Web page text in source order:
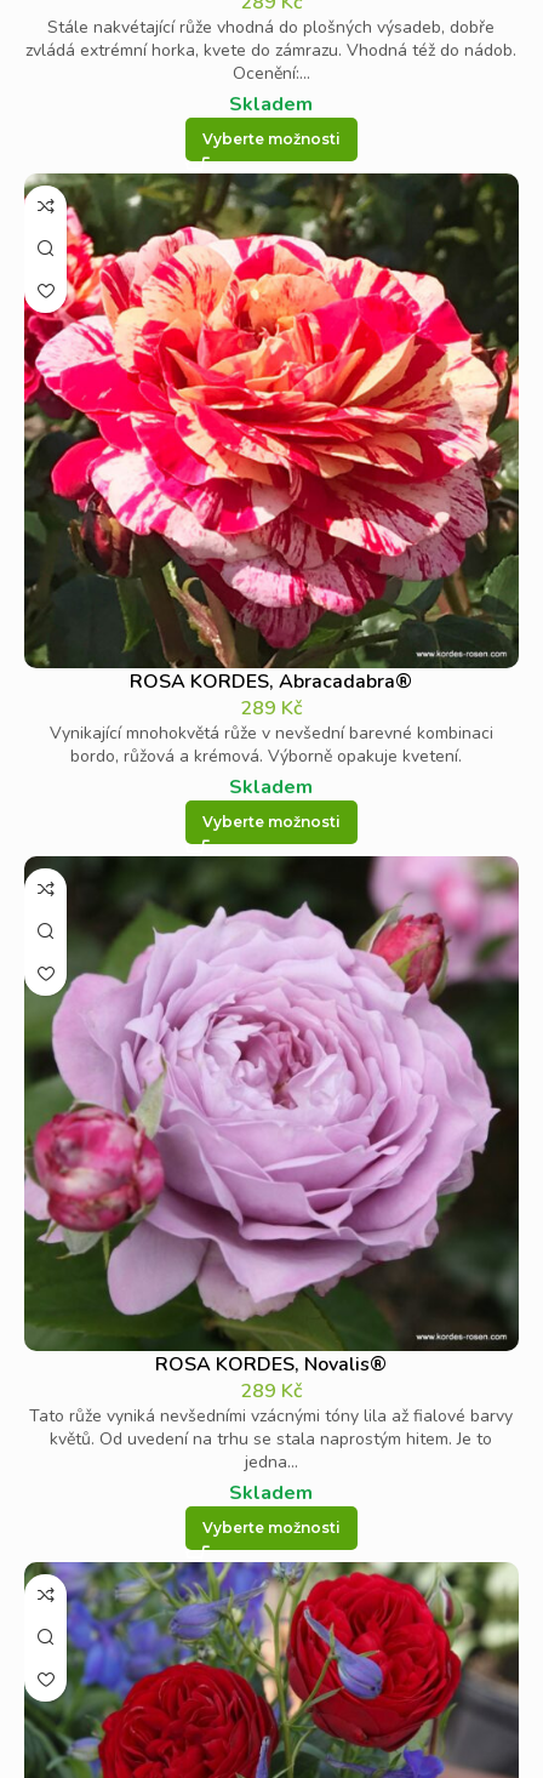
Stále nakvétající růže vhodná do plošných výsadeb, dobře
zvládá extrémní horka, kvete do zámrazu. Vhodná též do nádob.
Ocenění:...
Skladem
Vyberte možnosti
ROSA KORDES, Abracadabra®
289 Kč
Vynikající mnohokvětá růže v nevšední barevné kombinaci
bordo, růžová a krémová. Výborně opakuje kvetení.
Skladem
Vyberte možnosti
ROSA KORDES, Novalis®
289 Kč
Tato růže vyniká nevšedními vzácnými tóny lila až fialové barvy
květů. Od uvedení na trhu se stala naprostým hitem. Je to
jedna...
Skladem
Vyberte možnosti